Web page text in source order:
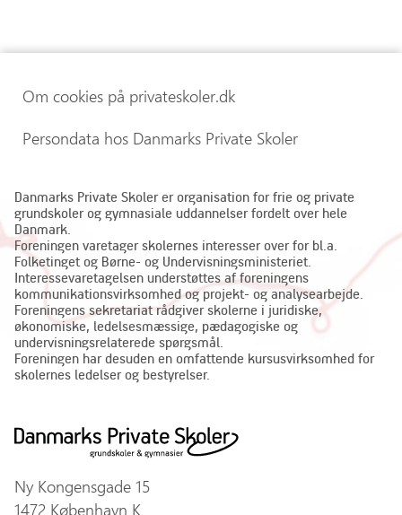
Om cookies på privateskoler.dk
Persondata hos Danmarks Private Skoler
Danmarks Private Skoler er organisation for frie og private
grundskoler og gymnasiale uddannelser fordelt over hele
Danmark.
Foreningen varetager skolernes interesser over for bl.a.
Folketinget og Børne- og Undervisningsministeriet.
Interessevaretagelsen understøttes af foreningens
kommunikationsvirksomhed og projekt- og analysearbejde.
Foreningens sekretariat rådgiver skolerne i juridiske,
økonomiske, ledelsesmæssige, pædagogiske og
undervisningsrelaterede spørgsmål.
Foreningen har desuden en omfattende kursusvirksomhed for
skolernes ledelser og bestyrelser.
Ny Kongensgade 15
1472 København K